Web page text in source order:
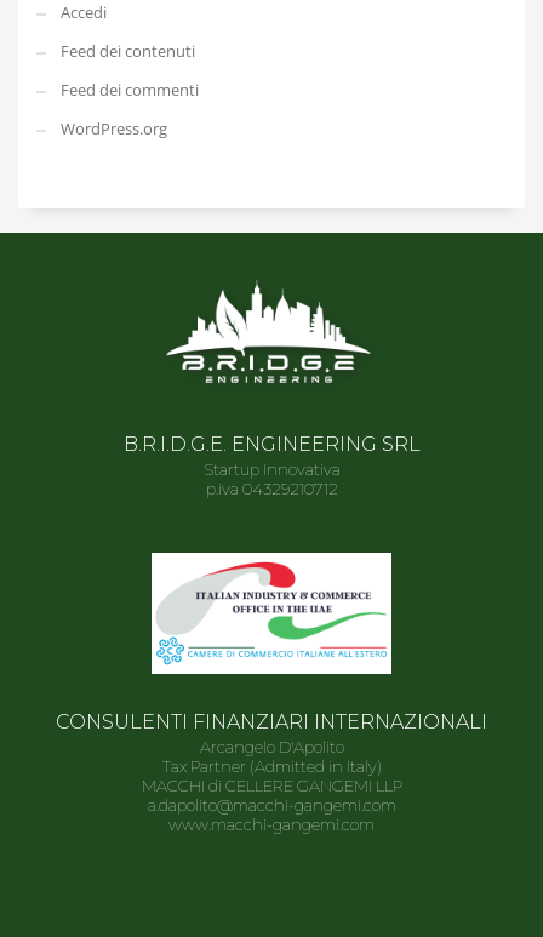
Accedi
Feed dei contenuti
Feed dei commenti
WordPress.org
B.R.I.D.G.E. ENGINEERING SRL
Startup Innovativa
p.iva 04329210712
CONSULENTI FINANZIARI INTERNAZIONALI
Arcangelo D'Apolito
Tax Partner (Admitted in Italy)
MACCHI di CELLERE GANGEMI LLP
a.dapolito@macchi-gangemi.com
www.macchi-gangemi.com